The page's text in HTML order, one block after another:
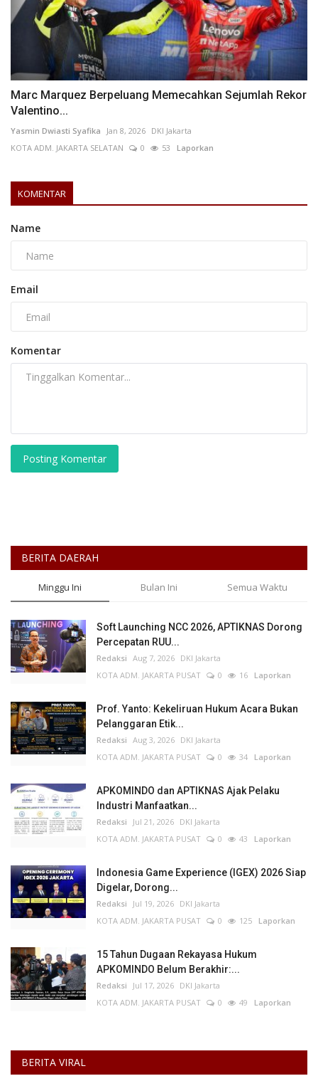
Marc Marquez Berpeluang Memecahkan Sejumlah Rekor
Valentino...
Yasmin Dwiasti Syafika Jan 8, 2026 DKI Jakarta
KOTA ADM. JAKARTA SELATAN
0 53 Laporkan
KOMENTAR
Name
Email
Komentar
Posting Komentar
BERITA DAERAH
Minggu Ini Bulan Ini Semua Waktu
Soft Launching NCC 2026, APTIKNAS Dorong
Percepatan RUU...
Redaksi Aug 7, 2026 DKI Jakarta
KOTA ADM. JAKARTA PUSAT
0 16 Laporkan
Prof. Yanto: Kekeliruan Hukum Acara Bukan
Pelanggaran Etik...
Redaksi Aug 3, 2026 DKI Jakarta
KOTA ADM. JAKARTA PUSAT
0 34 Laporkan
APKOMINDO dan APTIKNAS Ajak Pelaku
Industri Manfaatkan...
Redaksi Jul 21, 2026 DKI Jakarta
KOTA ADM. JAKARTA PUSAT
0 43 Laporkan
Indonesia Game Experience (IGEX) 2026 Siap
Digelar, Dorong...
Redaksi Jul 19, 2026 DKI Jakarta
KOTA ADM. JAKARTA PUSAT
0 125 Laporkan
15 Tahun Dugaan Rekayasa Hukum
APKOMINDO Belum Berakhir:...
Redaksi Jul 17, 2026 DKI Jakarta
KOTA ADM. JAKARTA PUSAT
0 49 Laporkan
BERITA VIRAL